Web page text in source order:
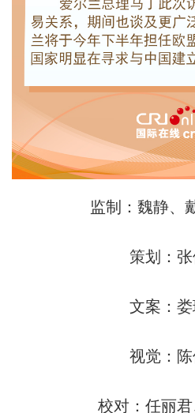
监制：魏静、
策划：
文案：
视觉：
校对：任丽